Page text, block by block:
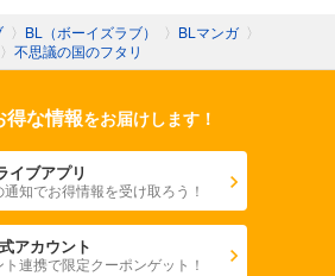
〉 BL（ボーイズラブ） 〉 BLマンガ 〉
〉 不思議の国のフタリ
得な情報をお届けします！
イブアプリ
通知でお得情報を受け取ろう！
アカウント
ト連携で限定クーポンゲット！